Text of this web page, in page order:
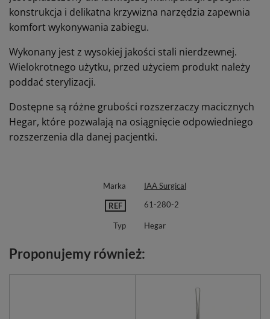
konstrukcja i delikatna krzywizna narzędzia zapewnia
komfort wykonywania zabiegu.
Wykonany jest z wysokiej jakości stali nierdzewnej.
Wielokrotnego użytku, przed użyciem produkt należy
poddać sterylizacji.
Dostępne są różne grubości rozszerzaczy macicznych
Hegar, które pozwalają na osiągnięcie odpowiedniego
rozszerzenia dla danej pacjentki.
Marka IAA Surgical
REF 61-280-2
Typ Hegar
Proponujemy również: